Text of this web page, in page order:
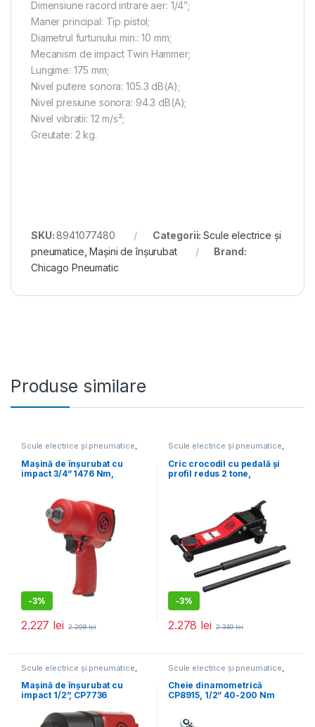
Dimensiune racord intrare aer: 1/4″;
Maner principal: Tip pistol;
Diametrul furtunului min.: 10 mm;
Mecanism de impact Twin Hammer;
Lungime: 175 mm;
Nivel putere sonora: 105.3 dB(A);
Nivel presiune sonora: 94.3 dB(A);
Nivel vibratii: 12 m/s²;
Greutate: 2 kg.
SKU:8941077480 Categorii:Scule electrice și
pneumatice ,Mașini de înșurubat
Brand:
Chicago Pneumatic
Produse similare
Scule electrice și pneumatice,
Mașini de înșurubat
Mașină de înșurubat cu
impact 3/4” 1476 Nm,
-3%
2.227 lei 2.298lei
Scule electrice și pneumatice,
Echipamente service auto
Cric crocodil cu pedală și
profil redus 2 tone,
-3%
2.278 lei 2.349lei
Scule electrice și pneumatice
Mașini de înșurubat
Mașină de înșurubat cu
impact 1/2”, CP7736
Scule electrice și pneumatice
Cheie dinamometrică
CP8915, 1/2” 40-200 Nm